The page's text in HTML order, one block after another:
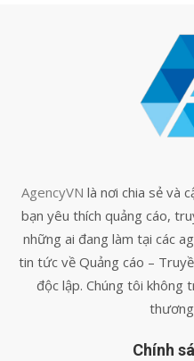
AgencyVN là nơi chia sẻ và
bạn yêu thích quảng cáo,
những ai đang làm tại các
tin tức về Quảng cáo –
độc lập. Chúng tôi không
Chính